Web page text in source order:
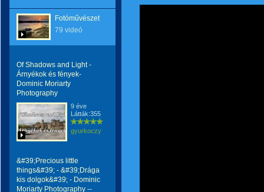
Fotóművészet
79 videó
Of Shadows and Light -
Árnyékok és fények-
Dominic Moriarty
Photography
9 éve
Látták:355
gyurkoczy
&#39;Precious little
things&#39; - &#39;Drága
kis dolgok&#39; - Dominic
Moriarty Photography --